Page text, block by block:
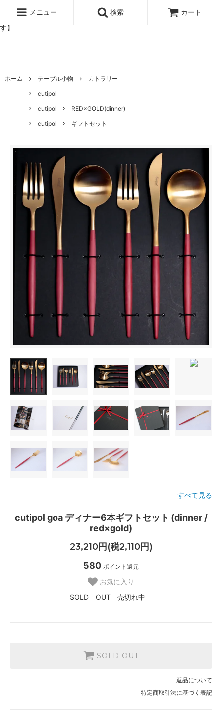
ッタのオンラインストア【アラビア,クイストゴーなどの北欧ヴィンテ
ージ食器,雅峰窯やソルテグラスジュエリーなどの作家の作品が並びま
す】
メニュー 検索 カート
ホーム テーブル小物
カトラリー
cutipol
cutipol
RED×GOLD(dinner)
cutipol
ギフトセット
すべて見る
cutipol goa ディナー6本ギフトセット (dinner /
red×gold)
23,210円(税2,110円)
580 ポイント還元
お気に入り
SOLD OUT 売切れ中
SOLD OUT
返品について
特定商取引法に基づく表記